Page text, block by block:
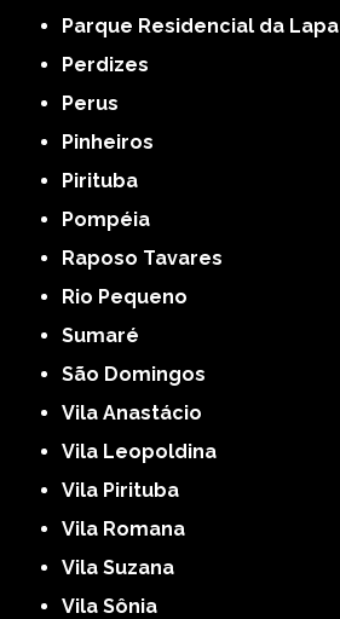
Parque Residencial da Lapa
Perdizes
Perus
Pinheiros
Pirituba
Pompéia
Raposo Tavares
Rio Pequeno
Sumaré
São Domingos
Vila Anastácio
Vila Leopoldina
Vila Pirituba
Vila Romana
Vila Suzana
Vila Sônia